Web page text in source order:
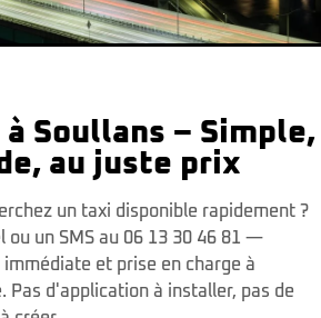
à Soullans – Simple,
au juste prix
un taxi disponible rapidement ?
ou un SMS au 06 13 30 46 81 —
immédiate et prise en charge à
Pas d'application à installer, pas de